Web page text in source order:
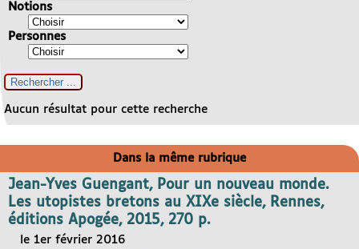
Notions
Personnes
Aucun résultat pour cette recherche
Dans la même rubrique
Jean-Yves Guengant, Pour un nouveau monde.
Les utopistes bretons au XIXe siècle, Rennes,
éditions Apogée, 2015, 270 p.
le 1er février 2016